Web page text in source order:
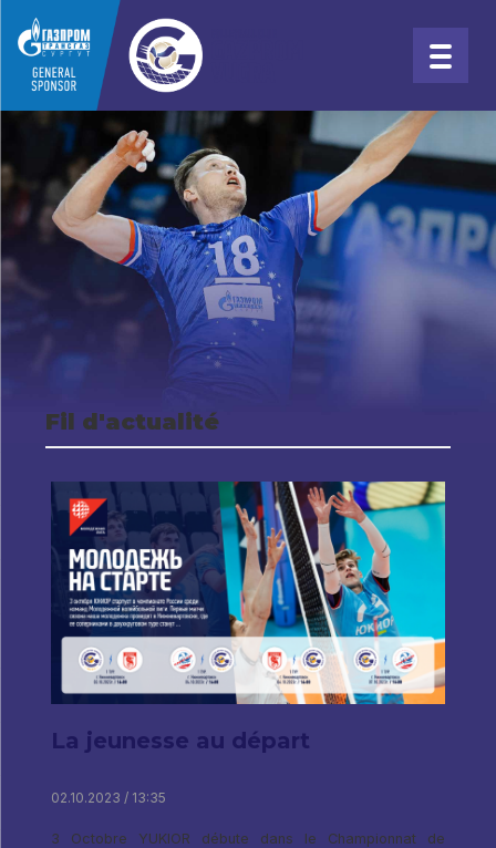
Fil d'actualité
La jeunesse au départ
02.10.2023 / 13:35
3 Octobre YUKIOR débute dans le Championnat de